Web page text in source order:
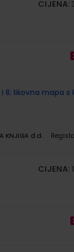
CIJENA:
i 8; likovna mapa
KNJIGA d.d.
CIJENA: